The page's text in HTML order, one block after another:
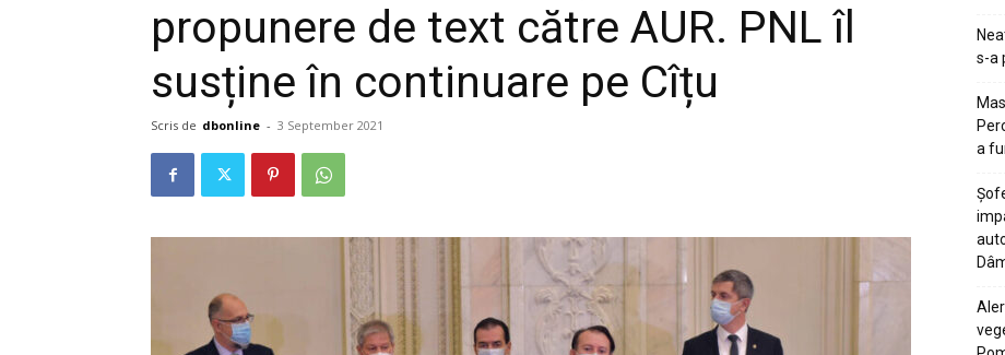
propunere de text către AUR. PNL îl
susține în continuare pe Cîțu
Scris de dbonline - 3 September 2021
s-a
a